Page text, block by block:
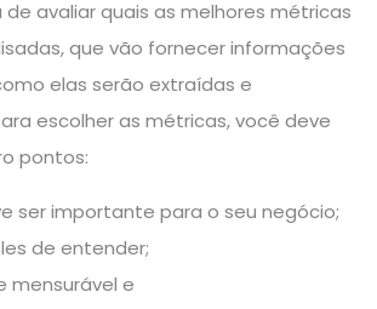
de avaliar quais as melhores métricas
que vão fornecer informações
elas serão extraídas e
escolher as métricas, você deve
pontos:
ser importante para o seu negócio;
de entender;
mensurável e